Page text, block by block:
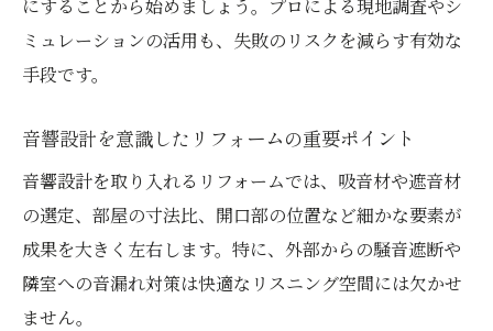
効果
ホームシアター向けリフォームの音響ポイ
音響会社を活用したホームシアターリフォ
費用対効果を重視した音響リフォームの進
め方
スタジオ設計から学ぶ快適な空間づくり
にすることから始めましょう。プロによる現地調査やシ
ミュレーションの活用も、失敗のリスクを減らす有効な
手段です。
音響設計を意識したリフォームの重要ポイント
音響設計を取り入れるリフォームでは、吸音材や遮音材
の選定、部屋の寸法比、開口部の位置など細かな要素が
成果を大きく左右します。特に、外部からの騒音遮断や
隣室への音漏れ対策は快適なリスニング空間には欠かせ
ません。